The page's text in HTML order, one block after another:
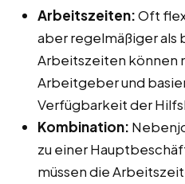
Arbeitszeiten:Oft
aber regelmäßiger als
Arbeitszeiten können
Arbeitgeber und
Verfügbarkeit der
Kombination:
zu einer
müssen die